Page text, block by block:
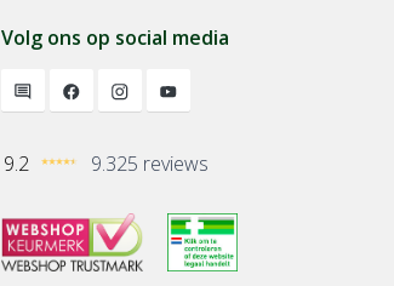
Volg ons op social media
9.2 9.325 reviews